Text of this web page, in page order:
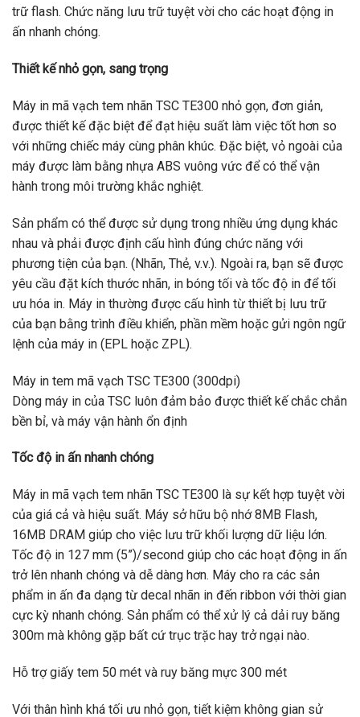
trữ flash. Chức năng lưu trữ tuyệt vời cho các hoạt động in
ấn nhanh chóng.
Thiết kế nhỏ gọn, sang trọng
Máy in mã vạch tem nhãn TSC TE300 nhỏ gọn, đơn giản,
được thiết kế đặc biệt để đạt hiệu suất làm việc tốt hơn so
với những chiếc máy cùng phân khúc. Đặc biệt, vỏ ngoài của
máy được làm bằng nhựa ABS vuông vức để có thể vận
hành trong môi trường khắc nghiệt.
Sản phẩm có thể được sử dụng trong nhiều ứng dụng khác
nhau và phải được định cấu hình đúng chức năng với
phương tiện của bạn. (Nhãn, Thẻ, v.v.). Ngoài ra, bạn sẽ được
yêu cầu đặt kích thước nhãn, in bóng tối và tốc độ in để tối
ưu hóa in. Máy in thường được cấu hình từ thiết bị lưu trữ
của bạn bằng trình điều khiển, phần mềm hoặc gửi ngôn ngữ
lệnh của máy in (EPL hoặc ZPL).
Máy in tem mã vạch TSC TE300 (300dpi)
Dòng máy in của TSC luôn đảm bảo được thiết kế chắc chắn
bền bỉ, và máy vận hành ổn định
Tốc độ in ấn nhanh chóng
Máy in mã vạch tem nhãn TSC TE300 là sự kết hợp tuyệt vời
của giá cả và hiệu suất. Máy sở hữu bộ nhớ 8MB Flash,
16MB DRAM giúp cho việc lưu trữ khối lượng dữ liệu lớn.
Tốc độ in 127 mm (5”)/second giúp cho các hoạt động in ấn
trở lên nhanh chóng và dễ dàng hơn. Máy cho ra các sản
phẩm in ấn đa dạng từ decal nhãn in đến ribbon với thời gian
cực kỳ nhanh chóng. Sản phẩm có thể xử lý cả dải ruy băng
300m mà không gặp bất cứ trục trặc hay trở ngại nào.
Hỗ trợ giấy tem 50 mét và ruy băng mực 300 mét
Với thân hình khá tối ưu nhỏ gọn, tiết kiệm không gian sử